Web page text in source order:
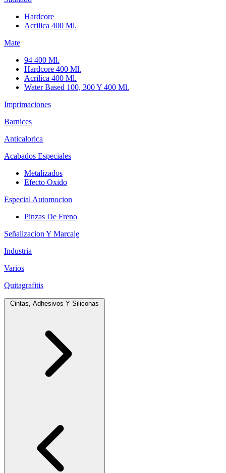
Hardcore
Acrilica 400 Ml.
Mate
94 400 Ml.
Hardcore 400 Ml.
Acrilica 400 Ml.
Water Based 100, 300 Y 400 Ml.
Imprimaciones
Barnices
Anticalorica
Acabados Especiales
Metalizados
Efecto Oxido
Especial Automocion
Pinzas De Freno
Señalizacion Y Marcaje
Industria
Varios
Quitagrafitis
Cintas, Adhesivos Y Siliconas